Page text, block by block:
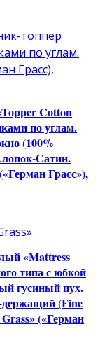
Cotton
по углам.
(100%
Сатин.
Грасс»),
«Mattress
типа с юбкой
гусиный пух.
(Fine
(«Герман